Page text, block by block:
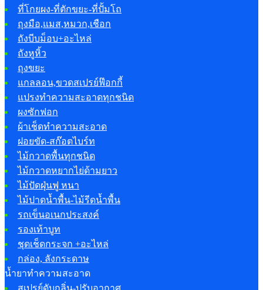
ที่โกยผง-ที่ตักขยะ-ที่ปั้มโถ
ถุงมือ,แมส,หมวก,เชือก
ถังบีบม็อบ+อะไหล่
ถังหูหิ้ว
ถุงขยะ
แกลลอน,ขวดสเปรย์ฟ๊อกกี้
แปรงทำความสะอาดทุกชนิด
ผงซักฟอก
ผ้าเช็ดทำความสะอาด
ฝอยขัด-สก๊อตไบร์ท
ไม้กวาดพื้นทุกชนิด
ไม้กวาดหยากไย่ด้ามยาว
ไม้ปัดฝุ่นฟู หนา
ไม้ปาดน้ำพื้น-ไม้รีดน้ำพื้น
รถเข็นอเนกประสงค์
รองเท้าบูท
ชุดเช็ดกระจก +อะไหล่
กล่อง, ลังกระดาษ
น้ำยาทำความสะอาด
สเปรย์ดับกลิ่น-ปรับอากาศ